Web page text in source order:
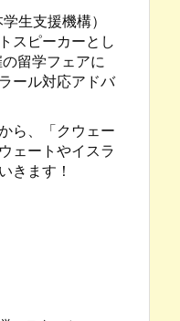
生支援機構）
スピーカーとし
留学フェアに
ール対応アドバ
ら、「クウェー
ェートやイスラ
きます！